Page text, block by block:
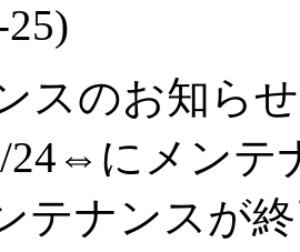
スのお知ら
24⇔にメンテ
テナンスが